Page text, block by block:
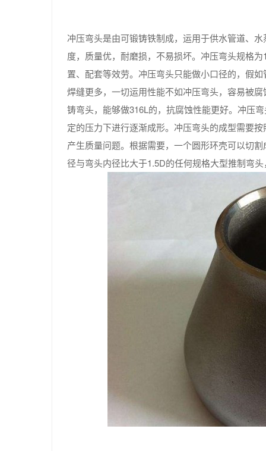
冲压弯头是由可锻铸铁制成，运用于供水管道、
度，质量优，耐磨损，不易损坏。冲压弯头规格
置、配套等效劳。冲压弯头只能做小口径的，假
焊缝更多，一切运用性能不如冲压弯头，容易被
铸弯头，能够做316L的，抗腐蚀性能更好。冲压
定的压力下进行逐渐成形。冲压弯头的成型需要
产生质量问题。根据需要，一个圆形环壳可以切
径与弯头内径比大于1.5D的任何规格大型推制弯